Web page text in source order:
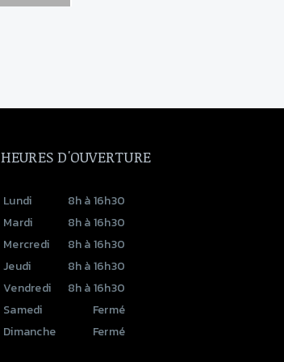
HEURES D'OUVERTURE
Lundi
8h à 16h30
Mardi
8h à 16h30
Mercredi
8h à 16h30
Jeudi
8h à 16h30
Vendredi
8h à 16h30
Samedi
Fermé
Dimanche
Fermé